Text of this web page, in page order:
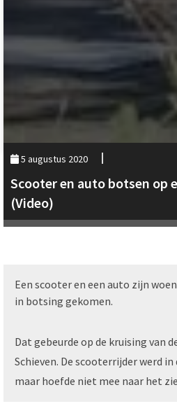
5 augustus 2020
Scooter en auto botsen op
(Video)
Een scooter en een auto zijn
in botsing gekomen.
Dat gebeurde op de kruising van
Schieven. De scooterrijder werd
maar hoefde niet mee naar het